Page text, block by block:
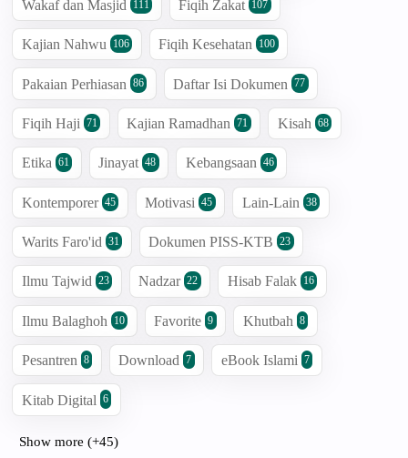
Wakaf dan Masjid 111 Fiqih Zakat 107
Kajian Nahwu 106 Fiqih Kesehatan 100
Pakaian Perhiasan 86 Daftar Isi Dokumen 77
Fiqih Haji 71 Kajian Ramadhan 71 Kisah 68
Etika 61 Jinayat 48 Kebangsaan 46
Kontemporer 45 Motivasi 45 Lain-Lain 38
Warits Faro'id 31 Dokumen PISS-KTB 23
Ilmu Tajwid 23 Nadzar 22 Hisab Falak 16
Ilmu Balaghoh 10 Favorite 9 Khutbah 8
Pesantren 8 Download 7 eBook Islami 7
Kitab Digital 6
Show more (+45)